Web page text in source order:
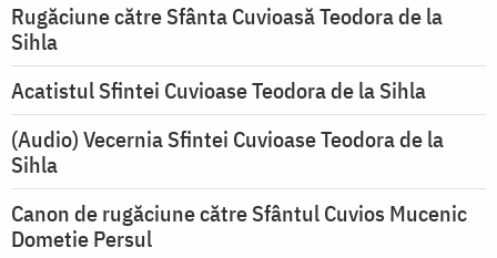
Rugăciune către Sfânta Cuvioasă Teodora de la
Sihla
Acatistul Sfintei Cuvioase Teodora de la Sihla
(Audio) Vecernia Sfintei Cuvioase Teodora de la
Sihla
Canon de rugăciune către Sfântul Cuvios Mucenic
Dometie Persul